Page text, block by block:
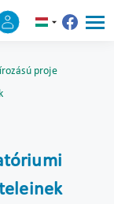
projektek